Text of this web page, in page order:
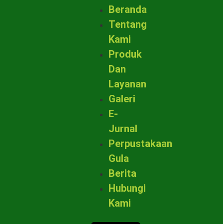
Beranda
Tentang
Kami
Produk
Dan
Layanan
Galeri
E-
Jurnal
Perpustakaan
Gula
Berita
Hubungi
Kami